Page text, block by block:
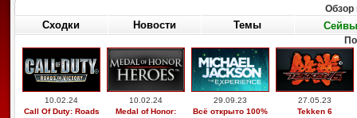
Обзор
Сходки Новости Темы Сейвы
10.02.24
Call Of Duty: Roads
10.02.24
Medal of Honor:
29.09.23
Всё открыто 100%
27.05.23
Tekken 6